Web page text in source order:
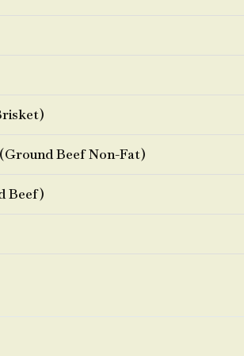
Beef Non-Fat)
Beef)